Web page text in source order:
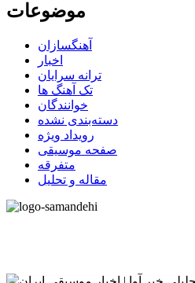
موضوعات
آهنگسازان
اخبار
ترانه سرایان
تک آهنگ ها
خوانندگان
دسته‌بندی نشده
رویداد ویژه
صفحه موسیقی
متفرقه
مقاله و تحلیل